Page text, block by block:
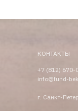
КОНТАКТЫ
+7 (812) 670-
info@fund-
г. Санкт-